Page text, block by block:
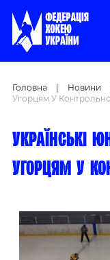
Головна Новини
Угорцям У
Українські
угорцям у